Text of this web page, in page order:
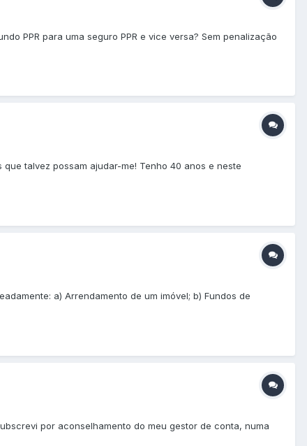
PPR para uma seguro PPR e vice versa? Sem penalização
talvez possam ajudar-me! Tenho 40 anos e neste
a) Arrendamento de um imóvel; b) Fundos de
por aconselhamento do meu gestor de conta, numa